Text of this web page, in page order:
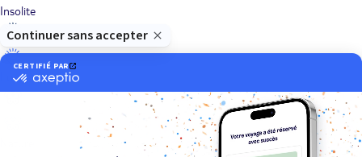
Insolite
Luxe